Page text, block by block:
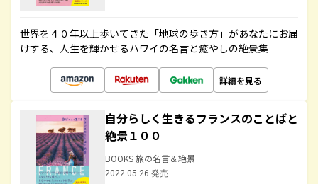
世界を４０年以上歩いてきた「地球の歩き方」があなたにお届
けする、人生を輝かせるハワイの名言と癒やしの絶景集
詳細を見る
自分らしく生きるフランスのことばと
絶景１００
BOOKS 旅の名言＆絶景
2022.05.26 発売